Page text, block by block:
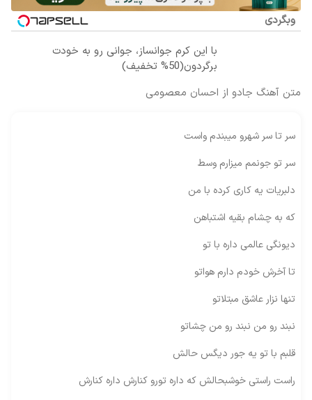
وبگردی
با این کرم جوانساز، جوانی رو به خودت
برگردون(50% تخفیف)
متن آهنگ جادو از احسان معصومی
سر تا سر شهرو میبندم واست
سر تو جونمم میزارم وسط
دلبریات یه کاری کرده با من
که به چشام بقیه اشتباهن
دیونگی عالمی داره با تو
تا آخرش خودم دارم هواتو
تنها نزار عاشق مبتلاتو
نبند رو من نبند رو من چشاتو
قلبم با تو یه جور دیگس حالش
راست راستی خوشبحالش که داره تورو کنارش داره کنارش